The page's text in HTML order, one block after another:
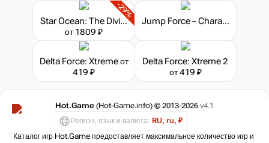
-29%
Star Ocean: The Divine Force - Digital Deluxe Edition
от 1809 ₽
Jump Force – Characters Pass 2
Delta Force: Xtremeот
419 ₽
Delta Force: Xtreme 2
от 419 ₽
Hot.Game (Hot-Game.info) © 2013-2026 v4.1
Регион, язык и валюта: RU, ru, ₽
Каталог игр Hot.Game предоставляет максимальное количество игр и